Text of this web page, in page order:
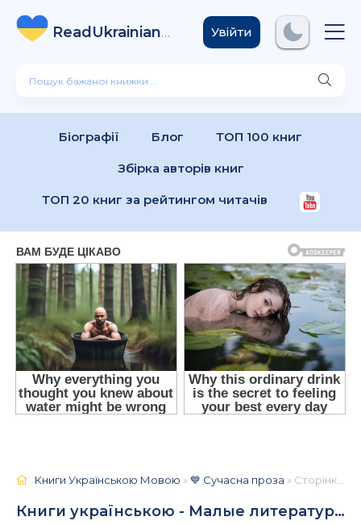
ReadUkrainian
Books .com
Увійти
Біографії Блог ТОП 100 книг
Збірка авторів книг
ТОП 20 книг за рейтингом читачів
Книги Українською Мовою »💙 Сучасна проза » Сторінка 2
Книги українською - Малые литературные формы прозы: рассказы, эссе, новеллы, феерия